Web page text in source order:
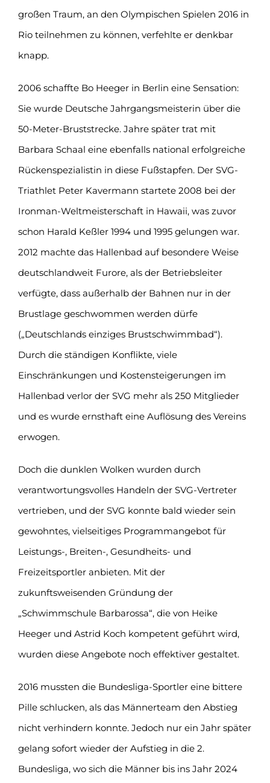
großen Traum, an den Olympischen Spielen 2016 in
Rio teilnehmen zu können, verfehlte er denkbar
knapp.
2006 schaffte Bo Heeger in Berlin eine Sensation:
Sie wurde Deutsche Jahrgangsmeisterin über die
50-Meter-Bruststrecke. Jahre später trat mit
Barbara Schaal eine ebenfalls national erfolgreiche
Rückenspezialistin in diese Fußstapfen. Der SVG-
Triathlet Peter Kavermann startete 2008 bei der
Ironman-Weltmeisterschaft in Hawaii, was zuvor
schon Harald Keßler 1994 und 1995 gelungen war.
2012 machte das Hallenbad auf besondere Weise
deutschlandweit Furore, als der Betriebsleiter
verfügte, dass außerhalb der Bahnen nur in der
Brustlage geschwommen werden dürfe
(„Deutschlands einziges Brustschwimmbad“).
Durch die ständigen Konflikte, viele
Einschränkungen und Kostensteigerungen im
Hallenbad verlor der SVG mehr als 250 Mitglieder
und es wurde ernsthaft eine Auflösung des Vereins
erwogen.
Doch die dunklen Wolken wurden durch
verantwortungsvolles Handeln der SVG-Vertreter
vertrieben, und der SVG konnte bald wieder sein
gewohntes, vielseitiges Programmangebot für
Leistungs-, Breiten-, Gesundheits- und
Freizeitsportler anbieten. Mit der
zukunftsweisenden Gründung der
„Schwimmschule Barbarossa“, die von Heike
Heeger und Astrid Koch kompetent geführt wird,
wurden diese Angebote noch effektiver gestaltet.
2016 mussten die Bundesliga-Sportler eine bittere
Pille schlucken, als das Männerteam den Abstieg
nicht verhindern konnte. Jedoch nur ein Jahr später
gelang sofort wieder der Aufstieg in die 2.
Bundesliga, wo sich die Männer bis ins Jahr 2024